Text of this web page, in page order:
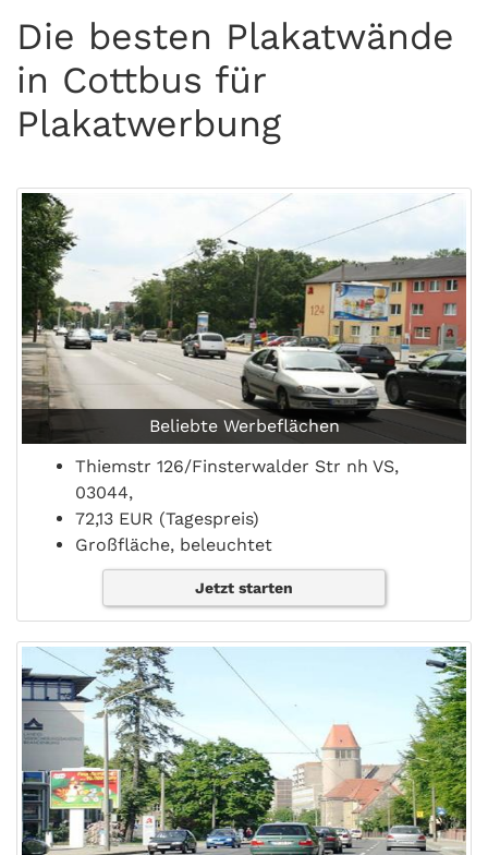
Die besten Plakatwände
in Cottbus für
Plakatwerbung
Beliebte Werbeflächen
Thiemstr 126/Finsterwalder Str nh VS,
03044,
72,13 EUR (Tagespreis)
Großfläche, beleuchtet
Jetzt starten